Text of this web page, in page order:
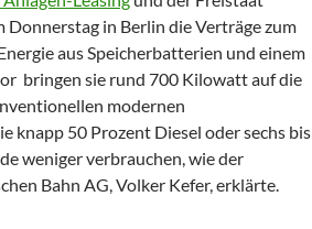
Donnerstag in Berlin die Verträge zum
aus Speicherbatterien und einem
bringen sie rund 700 Kilowatt auf die
modernen
knapp 50 Prozent Diesel oder sechs bis
weniger verbrauchen, wie der
Bahn AG, Volker Kefer, erklärte.
Rangierloks bauen